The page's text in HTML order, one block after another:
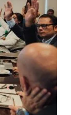
de
6 al 17 de